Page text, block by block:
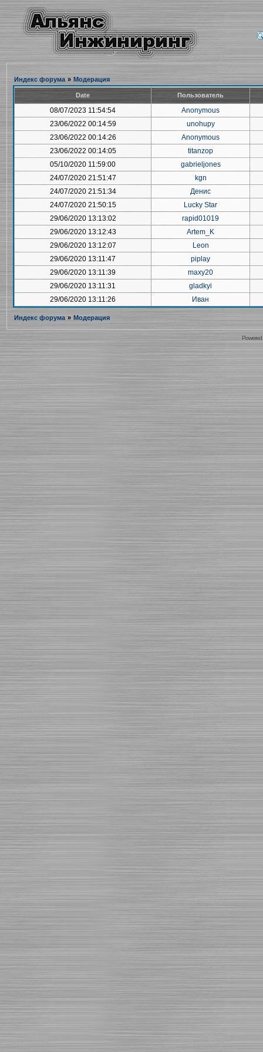
Индекс форума » Модерация
Date Пользователь
08/07/2023 11:54:54
Anonymous
23/06/2022 00:14:59
unohupy
23/06/2022 00:14:26
Anonymous
23/06/2022 00:14:05
titanzop
05/10/2020 11:59:00
gabrieljones
24/07/2020 21:51:47
kgn
24/07/2020 21:51:34
Денис
24/07/2020 21:50:15
Lucky Star
29/06/2020 13:13:02
rapid01019
29/06/2020 13:12:43
Artem_K
29/06/2020 13:12:07
Leon
29/06/2020 13:11:47
piplay
29/06/2020 13:11:39
maxy20
29/06/2020 13:11:31
gladkyi
29/06/2020 13:11:26
Иван
Индекс форума » Модерация